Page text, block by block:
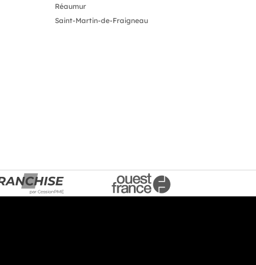
Réaumur
Saint-Martin-de-Fraigneau